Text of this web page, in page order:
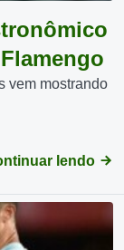
vem mostrando
lendo